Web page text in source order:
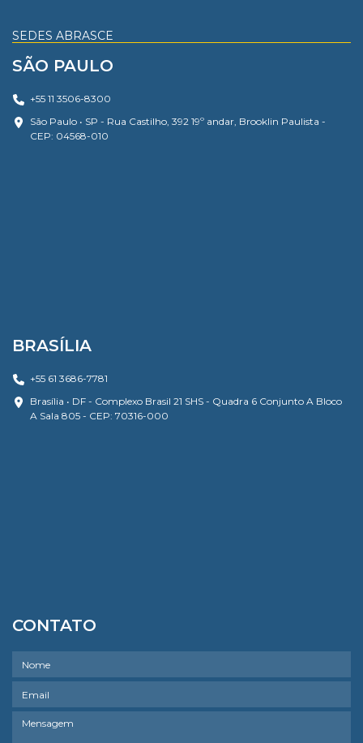
SEDES ABRASCE
SÃO PAULO
+55 11 3506-8300
São Paulo • SP - Rua Castilho, 392 19º andar, Brooklin Paulista -
CEP: 04568-010
BRASÍLIA
+55 61 3686-7781
Brasília • DF - Complexo Brasil 21 SHS - Quadra 6 Conjunto A Bloco
A Sala 805 - CEP: 70316-000
CONTATO